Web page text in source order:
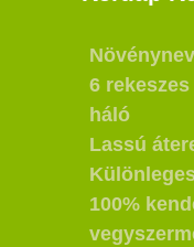
6
háló
Lassú
100%